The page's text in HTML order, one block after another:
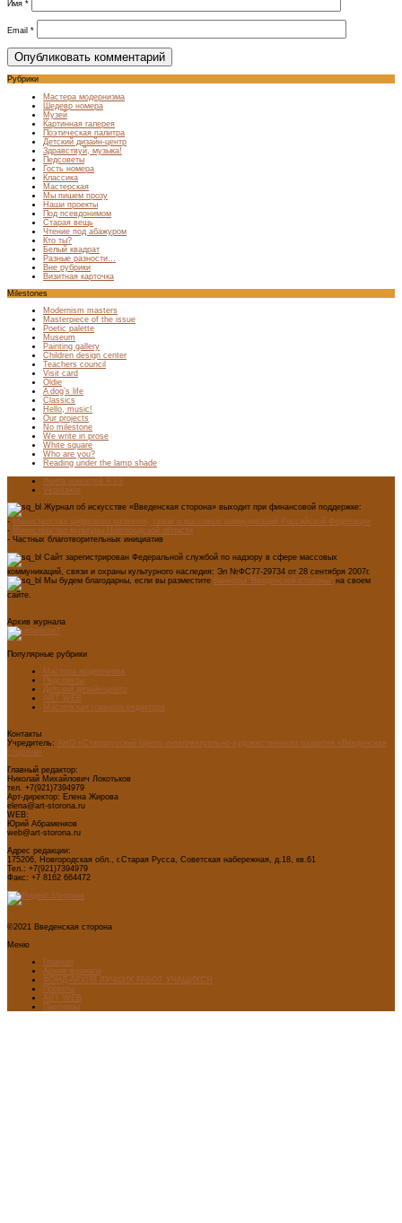
Имя *
Email *
Рубрики
Мастера модернизма
Шедевр номера
Музей
Картинная галерея
Поэтическая палитра
Детский дизайн-центр
Здравствуй, музыка!
Педсоветы
Гость номера
Классика
Мастерская
Мы пишем прозу
Наши проекты
Под псевдонимом
Старая вещь
Чтение под абажуром
Кто ты?
Белый квадрат
Разные разности…
Вне рубрики
Визитная карточка
Milestones
Modernism masters
Masterpiece of the issue
Poetic palette
Museum
Painting gallery
Children design center
Teachers council
Visit card
Oldie
A dog’s life
Classics
Hello, music!
Our projects
No milestone
We write in prose
White square
Who are you?
Reading under the lamp shade
Лента новостей RSS
Vkontakte
Журнал об искусстве «Введенская сторона» выходит при финансовой поддержке:
- Министерства цифрового развития, связи и массовых коммуникаций Российской Федерации
- Министерство культуры Новгородской области
- Частных благотворительных инициатив
Сайт зарегистрирован Федеральной службой по надзору в сфере массовых
коммуникаций, связи и охраны культурного наследия: Эл №ФС77-29734 от 28 сентября 2007г.
Мы будем благодарны, если вы разместите баннеры "Введенской стороны" на своем
сайте.
Архив журнала
Популярные рубрики
Мастера модернизма
Педсоветы
Детский дизайн-центр
ART WEB
Мастерская главного редактора
Контакты
Учредитель: АНО «Старорусский Центр интеллектуально-художественного развития «Введенская
сторона»
Главный редактор:
Николай Михайлович Локотьков
тел. +7(921)7394979
Арт-директор: Елена Жирова
elena@art-storona.ru
WEB:
Юрий Абраменков
web@art-storona.ru
Адрес редакции:
175206, Новгородская обл., г.Старая Русса, Советская набережная, д.18, кв.61
Тел.: +7(921)7394979
Факс: +7 8162 664472
©2021 Введенская сторона
Меню
Главная
Архив журнала
ФОНД-АРХИВ ЛУЧШИХ РАБОТ УЧАЩИХСЯ
Проекты
ART WEB
Партнеры